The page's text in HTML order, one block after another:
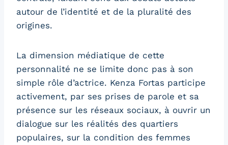
autour de l’identité et de la pluralité des
origines.
La dimension médiatique de cette
personnalité ne se limite donc pas à son
simple rôle d’actrice. Kenza Fortas participe
activement, par ses prises de parole et sa
présence sur les réseaux sociaux, à ouvrir un
dialogue sur les réalités des quartiers
populaires, sur la condition des femmes